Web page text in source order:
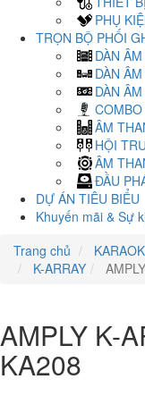
PHỤ
TRỌN BỘ PHỐI
DÀN
DÀN
DÀN
ÂM
HỘI
ÂM
ĐẦU
DỰ ÁN TIÊU BIỂU
Khuyến mãi & Sự
Trang chủ
K-ARRAY
AMPLY K-
KA208